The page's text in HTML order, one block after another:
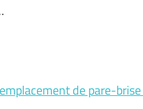
de pare-